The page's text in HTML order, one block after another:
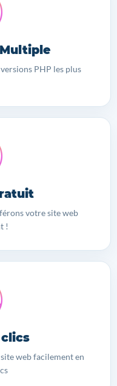
PHP les plus
votre site web
!
web facilement en